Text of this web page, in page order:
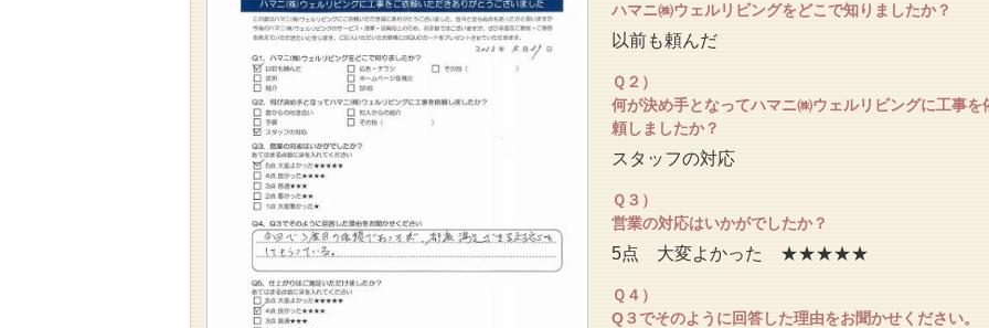
ハマニ㈱ウェルリビングをどこで知りましたか？
以前も頼んだ
Ｑ２）
何が決め手となってハマニ㈱ウェルリビングに工事を
頼しましたか？
スタッフの対応
Ｑ３）
営業の対応はいかがでしたか？
5点 大変よかった ★★★★★
Ｑ４）
Q３でそのように回答した理由をお聞かせください。